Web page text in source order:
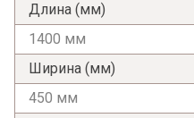
Длина (мм)
1400 мм
Ширина (мм)
450 мм